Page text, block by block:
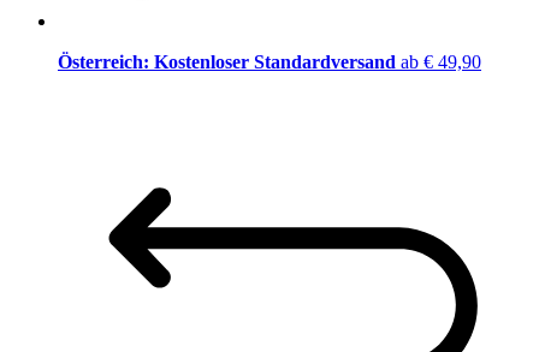
Österreich: Kostenloser Standardversand ab € 49,90